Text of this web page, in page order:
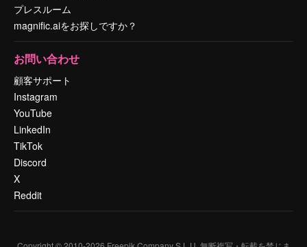
プレスルーム
magnific.aiをお探しですか？
お問い合わせ
顧客サポート
Instagram
YouTube
LinkedIn
TikTok
Discord
X
Reddit